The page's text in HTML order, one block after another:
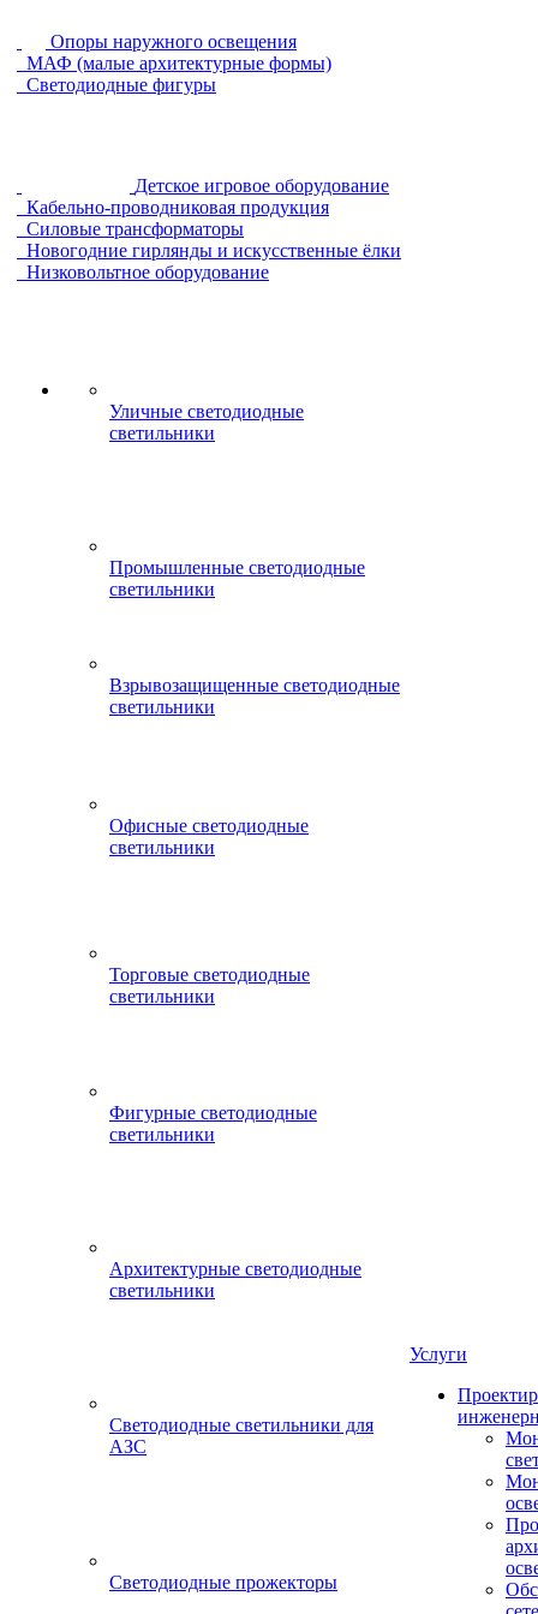
Опоры наружного освещения
МАФ (малые архитектурные формы)
Светодиодные фигуры
Детское игровое оборудование
Кабельно-проводниковая продукция
Силовые трансформаторы
Новогодние гирлянды и искусственные ёлки
Низковольтное оборудование
Уличные светодиодные
светильники
Промышленные светодиодные
светильники
Взрывозащищенные светодиодные
светильники
Офисные светодиодные
светильники
Торговые светодиодные
светильники
Фигурные светодиодные
светильники
Архитектурные светодиодные
светильники
Светодиодные светильники для
АЗС
Светодиодные прожекторы
Услуги